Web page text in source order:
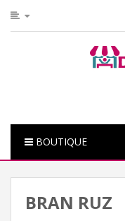
BOUTIQUE
BRAN RUZ